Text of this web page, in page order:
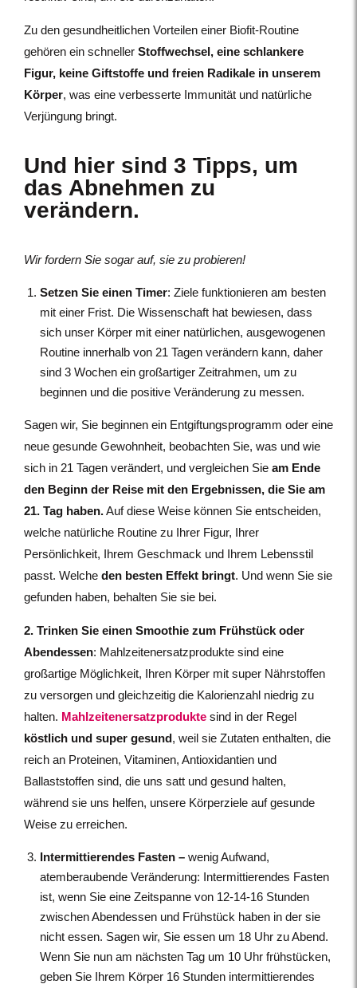
Zu den gesundheitlichen Vorteilen einer Biofit-Routine
gehören ein schneller Stoffwechsel, eine schlankere
Figur, keine Giftstoffe und freien Radikale in unserem
Körper, was eine verbesserte Immunität und natürliche
Verjüngung bringt.
Und hier sind 3 Tipps, um
das Abnehmen zu
verändern.
Wir fordern Sie sogar auf, sie zu probieren!
Setzen Sie einen Timer: Ziele funktionieren am besten
mit einer Frist. Die Wissenschaft hat bewiesen, dass
sich unser Körper mit einer natürlichen, ausgewogenen
Routine innerhalb von 21 Tagen verändern kann, daher
sind 3 Wochen ein großartiger Zeitrahmen, um zu
beginnen und die positive Veränderung zu messen.
Sagen wir, Sie beginnen ein Entgiftungsprogramm oder eine
neue gesunde Gewohnheit, beobachten Sie, was und wie
sich in 21 Tagen verändert, und vergleichen Sie am Ende
den Beginn der Reise mit den Ergebnissen, die Sie am
21. Tag haben.Auf diese Weise können Sie entscheiden,
welche natürliche Routine zu Ihrer Figur, Ihrer
Persönlichkeit, Ihrem Geschmack und Ihrem Lebensstil
passt. Welche den besten Effekt bringt. Und wenn Sie sie
gefunden haben, behalten Sie sie bei.
2. Trinken Sie einen Smoothie zum Frühstück oder
Abendessen: Mahlzeitenersatzprodukte sind eine
großartige Möglichkeit, Ihren Körper mit super Nährstoffen
zu versorgen und gleichzeitig die Kalorienzahl niedrig zu
halten. Mahlzeitenersatzprodukte sind in der Regel
köstlich und super gesund, weil sie Zutaten enthalten, die
reich an Proteinen, Vitaminen, Antioxidantien und
Ballaststoffen sind, die uns satt und gesund halten,
während sie uns helfen, unsere Körperziele auf gesunde
Weise zu erreichen.
Intermittierendes Fasten – wenig Aufwand,
atemberaubende Veränderung: Intermittierendes Fasten
ist, wenn Sie eine Zeitspanne von 12-14-16 Stunden
zwischen Abendessen und Frühstück haben in der sie
nicht essen. Sagen wir, Sie essen um 18 Uhr zu Abend.
Wenn Sie nun am nächsten Tag um 10 Uhr frühstücken,
geben Sie Ihrem Körper 16 Stunden intermittierendes